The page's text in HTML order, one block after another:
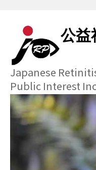
公益
Japanese
Public Interest